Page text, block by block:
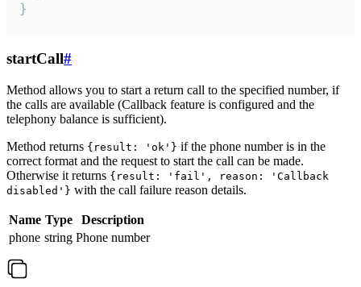
}
startCall#
Method allows you to start a return call to the specified number, if
the calls are available (Callback feature is configured and the
telephony balance is sufficient).
Method returns {result: 'ok'} if the phone number is in the
correct format and the request to start the call can be made.
Otherwise it returns {result: 'fail', reason: 'Callback
disabled'} with the call failure reason details.
Name Type
Description
phone string Phone number